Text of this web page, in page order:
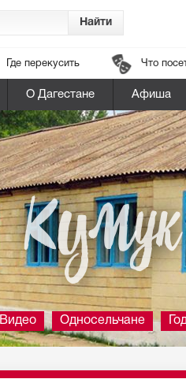
Где перекусить Что
О Дагестане Афиша
Кумук
Видео Односельчане